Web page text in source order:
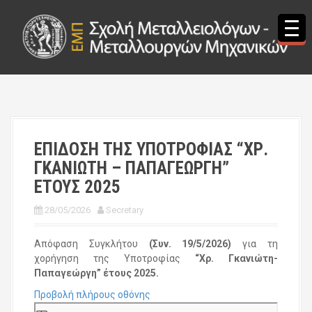
ΕΠΙΔΟΣΗ ΤΗΣ ΥΠΟΤΡΟΦΙΑΣ “ΧΡ.
ΓΚΑΝΙΩΤΗ – ΠΑΠΑΓΕΩΡΓΗ”
ΕΤΟΥΣ 2025
28/05/2026 Secretary
Απόφαση Συγκλήτου (Συν. 19/5/2026) για τη
χορήγηση της Υποτροφίας “Χρ. Γκανιώτη-
Παπαγεώργη” έτους 2025.
Προβολή πλήρους οθόνης
S